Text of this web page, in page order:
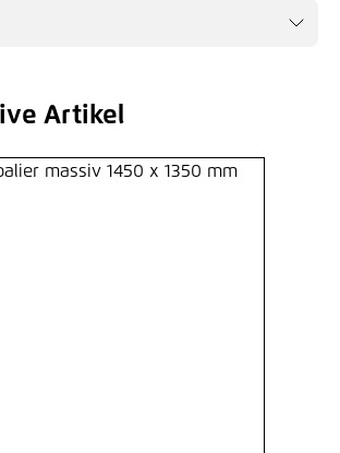
überspringen
Artikel